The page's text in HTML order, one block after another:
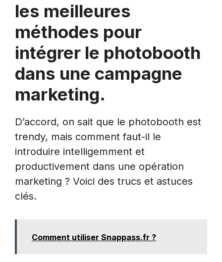
les meilleures
méthodes pour
intégrer le photobooth
dans une campagne
marketing.
D’accord, on sait que le photobooth est
trendy, mais comment faut-il le
introduire intelligemment et
productivement dans une opération
marketing ? Voici des trucs et astuces
clés.
Comment utiliser Snappass.fr ?